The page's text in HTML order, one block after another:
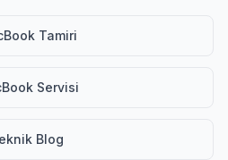
Tamiri
Servisi
Blog